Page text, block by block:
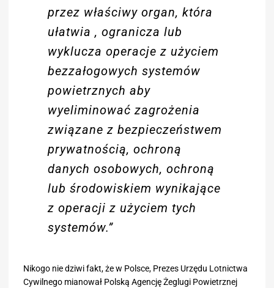
przez właściwy organ, która
ułatwia , ogranicza lub
wyklucza operacje z użyciem
bezzałogowych systemów
powietrznych aby
wyeliminować zagrożenia
związane z bezpieczeństwem
prywatnością, ochroną
danych osobowych, ochroną
lub środowiskiem wynikające
z operacji z użyciem tych
systemów.”
Nikogo nie dziwi fakt, że w Polsce, Prezes Urzędu Lotnictwa
Cywilnego mianował Polską Agencję Żeglugi Powietrznej